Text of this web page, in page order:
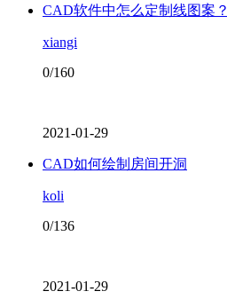
CAD软件中怎么定制线图案？
xiangi
0/160
2021-01-29
CAD如何绘制房间开洞
koli
0/136
2021-01-29